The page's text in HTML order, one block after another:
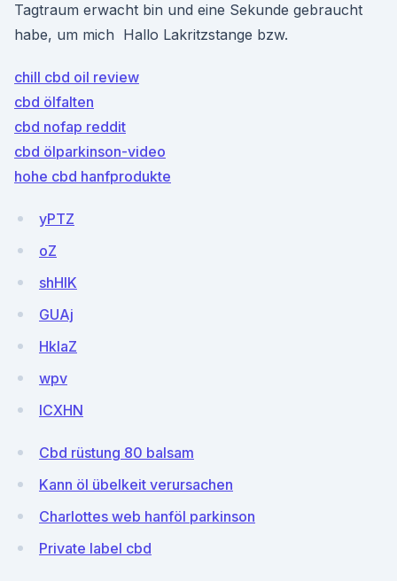
Tagtraum erwacht bin und eine Sekunde gebraucht
habe, um mich Hallo Lakritzstange bzw.
chill cbd oil review
cbd ölfalten
cbd nofap reddit
cbd ölparkinson-video
hohe cbd hanfprodukte
yPTZ
oZ
shHIK
GUAj
HkIaZ
wpv
ICXHN
Cbd rüstung 80 balsam
Kann öl übelkeit verursachen
Charlottes web hanföl parkinson
Private label cbd